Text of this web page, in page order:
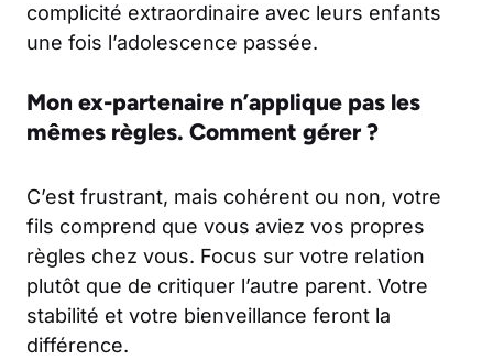
complicité extraordinaire avec leurs enfants
une fois l’adolescence passée.
Mon ex-partenaire n’applique pas les
mêmes règles. Comment gérer ?
C’est frustrant, mais cohérent ou non, votre
fils comprend que vous aviez vos propres
règles chez vous. Focus sur votre relation
plutôt que de critiquer l’autre parent. Votre
stabilité et votre bienveillance feront la
différence.